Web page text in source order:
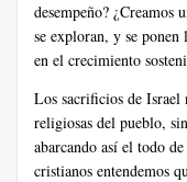
desempeño? ¿Creamos
se exploran, y se ponen
en el crecimiento
Los sacrificios de Israel
religiosas del pueblo,
abarcando así el todo
cristianos entendemos